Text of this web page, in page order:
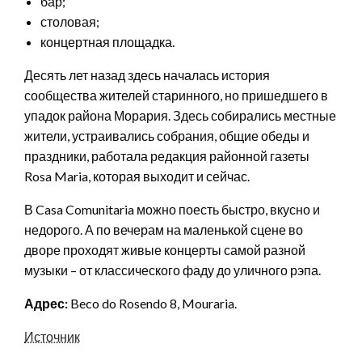
столовая;
концертная площадка.
Десять лет назад здесь началась история
сообщества жителей старинного, но пришедшего в
упадок района Морария. Здесь собирались местные
жители, устраивались собрания, общие обеды и
праздники, работала редакция районной газеты
Rosa Maria, которая выходит и сейчас.
В Casa Comunitaria можно поесть быстро, вкусно и
недорого. А по вечерам на маленькой сцене во
дворе проходят живые концерты самой разной
музыки – от классического фаду до уличного рэпа.
Адрес: Beco do Rosendo 8, Mouraria.
Источник